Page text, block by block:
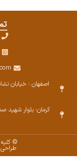
اصفهان : خیابان
کرمان: بلوار شهید
©
طراحی